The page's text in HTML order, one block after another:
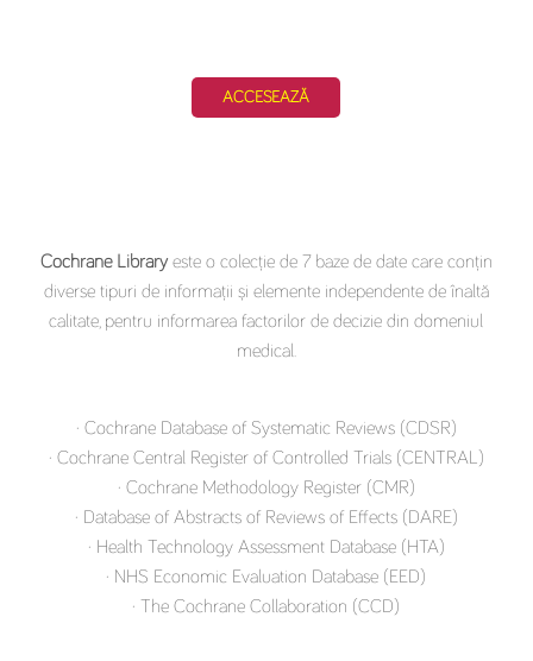
ACCESEAZĂ
Cochrane Libraryeste o colecție de 7 baze de date care conțin
diverse tipuri de informații și elemente independente de înaltă
calitate, pentru informarea factorilor de decizie din domeniul
medical.
· Cochrane Database of Systematic Reviews (CDSR)
· Cochrane Central Register of Controlled Trials (CENTRAL)
· Cochrane Methodology Register (CMR)
· Database of Abstracts of Reviews of Effects (DARE)
· Health Technology Assessment Database (HTA)
· NHS Economic Evaluation Database (EED)
· The Cochrane Collaboration (CCD)